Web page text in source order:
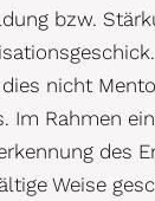
bzw.
nicht
Im Rahmen
des
Weise